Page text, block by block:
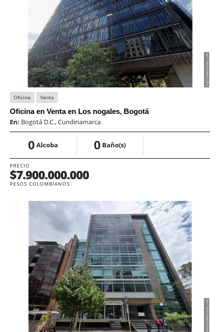
Oficina Venta
Oficina en Venta en Los nogales, Bogotá
En: Bogotá D.C., Cundinamarca
0 Alcoba 0 Baño(s)
PRECIO
$7.900.000.000
PESOS COLOMBIANOS